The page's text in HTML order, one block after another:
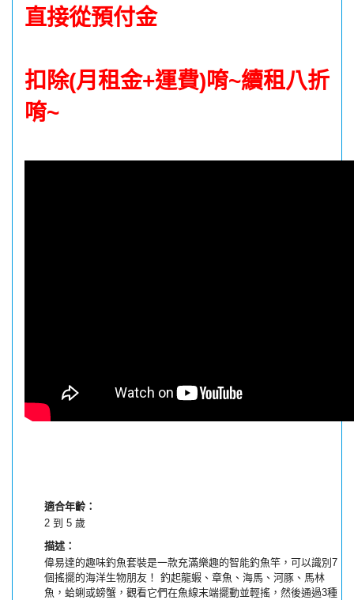
直接從預付金
扣除(月租金+運費)唷~續租八折
唷~
適合年齡：
2 到 5 歲
描述：
偉易達的趣味釣魚套裝是一款充滿樂趣的智能釣魚竿，可以識別7
個搖擺的海洋生物朋友！ 釣起龍蝦、章魚、海馬、河豚、馬林
魚，蛤蜊或螃蟹，觀看它們在魚線末端擺動並輕搖，然後通過3種